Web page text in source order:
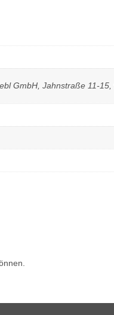
GmbH, Jahnstraße 11-